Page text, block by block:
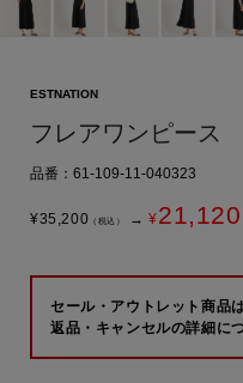
ESTNATION
フレアワンピース
品番：61-109-11-040323
¥35,200 （税込） → ¥21,120
セール・アウトレット商品
返品・キャンセルの詳細に